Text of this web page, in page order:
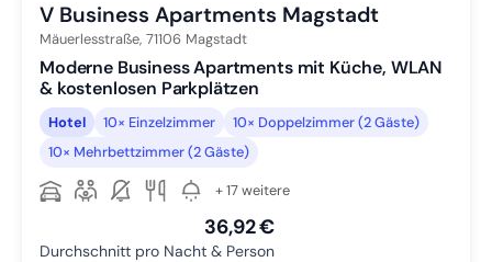
V Business Apartments Magstadt
Mäuerlesstraße, 71106 Magstadt
Moderne Business Apartments mit Küche, WLAN
& kostenlosen Parkplätzen
Hotel 10× Einzelzimmer
10× Doppelzimmer (2 Gäste)
10× Mehrbettzimmer (2 Gäste)
+ 17 weitere
36,92 €
Durchschnitt pro Nacht & Person